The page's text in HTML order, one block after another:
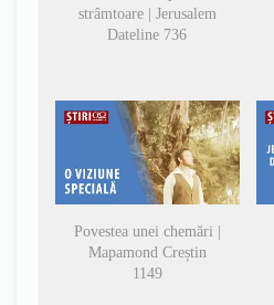
strâmtoare | Jerusalem
Dateline 736
Povestea unei chemări |
Mapamond Creștin
1149